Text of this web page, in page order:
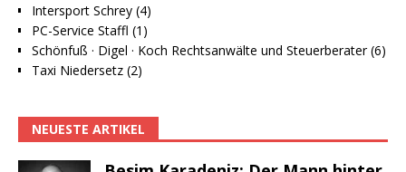
Intersport Schrey (4)
PC-Service Staffl (1)
Schönfuß · Digel · Koch Rechtsanwälte und Steuerberater (6)
Taxi Niedersetz (2)
NEUESTE ARTIKEL